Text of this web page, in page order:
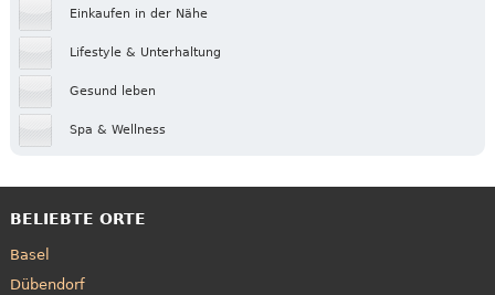
Einkaufen in der Nähe
Lifestyle & Unterhaltung
Gesund leben
Spa & Wellness
BELIEBTE ORTE
Basel
Dübendorf